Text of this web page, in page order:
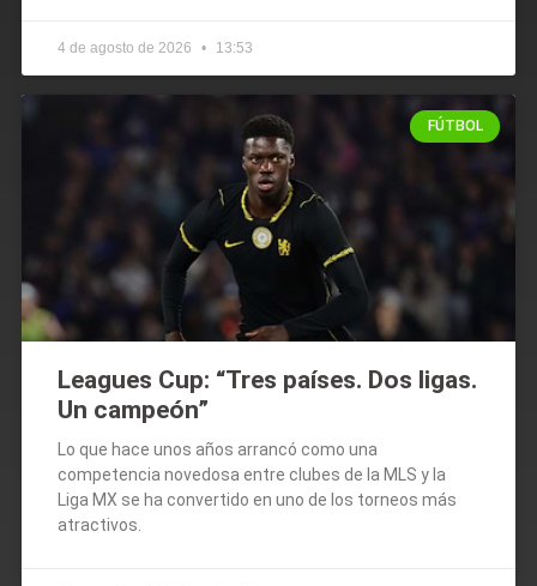
4 de agosto de 2026 13:53
FÚTBOL
Leagues Cup: “Tres países. Dos ligas.
Un campeón”
Lo que hace unos años arrancó como una
competencia novedosa entre clubes de la MLS y la
Liga MX se ha convertido en uno de los torneos más
atractivos.